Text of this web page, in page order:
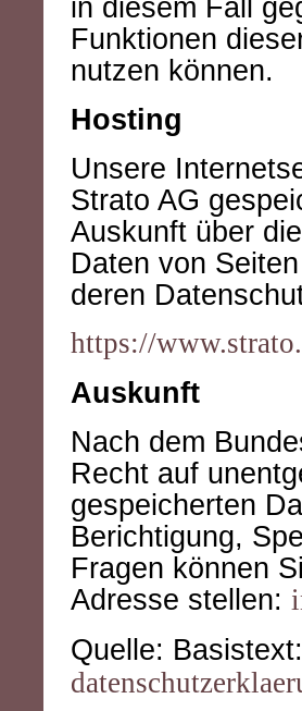
in diesem Fall
Funktionen
nutzen können.
Hosting
Unsere
Strato AG
Auskunft über
Daten von
deren
https://
Auskunft
Nach dem
Recht auf
gespeicherten
Berichtigung,
Fragen können
Adresse stellen:
Quelle: